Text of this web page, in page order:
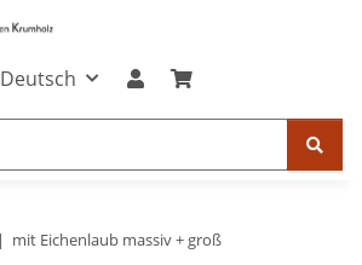
Deutsch
mit Eichenlaub massiv + groß